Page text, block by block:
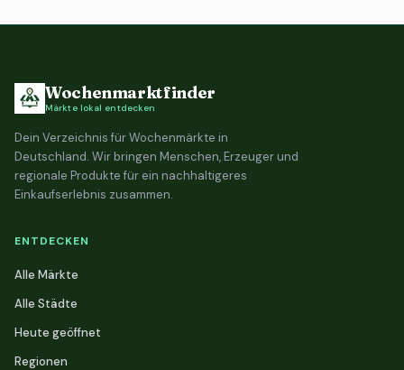
Wochenmarktfinder
Märkte lokal entdecken
Dein Verzeichnis für Wochenmärkte in
Deutschland. Wir bringen Menschen, Erzeuger und
regionale Produkte für ein nachhaltigeres
Einkaufserlebnis zusammen.
ENTDECKEN
Alle Märkte
Alle Städte
Heute geöffnet
Regionen